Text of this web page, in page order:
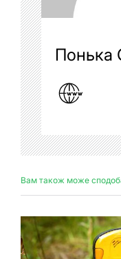
Понька
Вам також може